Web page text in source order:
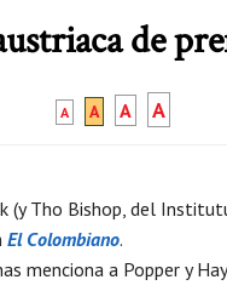
de
A A A A
(y Tho Bishop, del
El Colombiano.
menciona a Popper y